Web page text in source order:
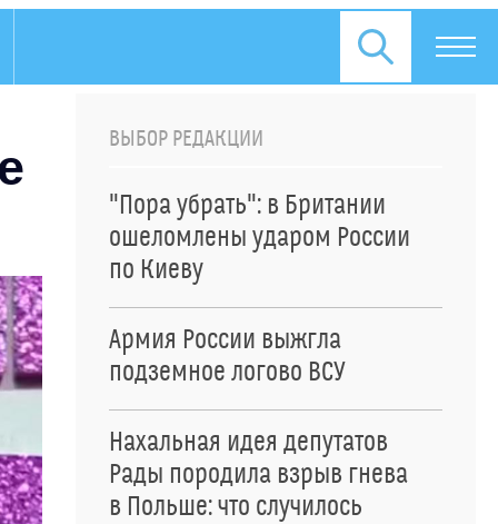
ВЫБОР РЕДАКЦИИ
"Пора убрать": в Британии
ошеломлены ударом России
по Киеву
Армия России выжгла
подземное логово ВСУ
Нахальная идея депутатов
Рады породила взрыв гнева
в Польше: что случилось